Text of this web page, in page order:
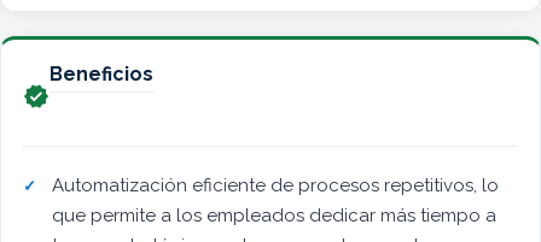

Beneficios
Automatización eficiente de procesos repetitivos, lo
que permite a los empleados dedicar más tiempo a